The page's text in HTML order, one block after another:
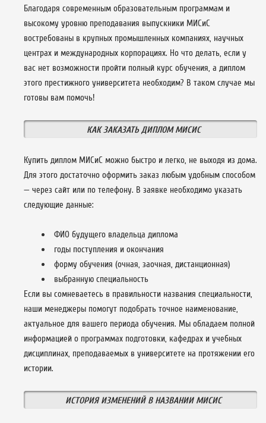
Благодаря современным образовательным программам и
высокому уровню преподавания выпускники МИСиС
востребованы в крупных промышленных компаниях, научных
центрах и международных корпорациях. Но что делать, если у
вас нет возможности пройти полный курс обучения, а диплом
этого престижного университета необходим? В таком случае мы
готовы вам помочь!
КАК ЗАКАЗАТЬ ДИПЛОМ МИСИС
Купить диплом МИСиС можно быстро и легко, не выходя из дома.
Для этого достаточно оформить заказ любым удобным способом
— через сайт или по телефону. В заявке необходимо указать
следующие данные:
ФИО будущего владельца диплома
годы поступления и окончания
форму обучения (очная, заочная, дистанционная)
выбранную специальность
Если вы сомневаетесь в правильности названия специальности,
наши менеджеры помогут подобрать точное наименование,
актуальное для вашего периода обучения. Мы обладаем полной
информацией о программах подготовки, кафедрах и учебных
дисциплинах, преподаваемых в университете на протяжении его
истории.
ИСТОРИЯ ИЗМЕНЕНИЙ В НАЗВАНИИ МИСИС